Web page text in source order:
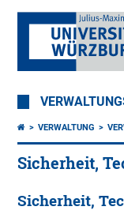
VERWALTUNG
Sicherheit,
Sicherheit,